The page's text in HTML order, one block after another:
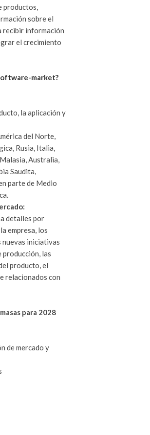
productos,
sobre el
recibir información
el crecimiento
market?
la aplicación y
del Norte,
Rusia, Italia,
Australia,
Saudita,
parte de Medio
detalles por
empresa, los
nuevas iniciativas
producción, las
producto, el
relacionados con
para 2028
de mercado y